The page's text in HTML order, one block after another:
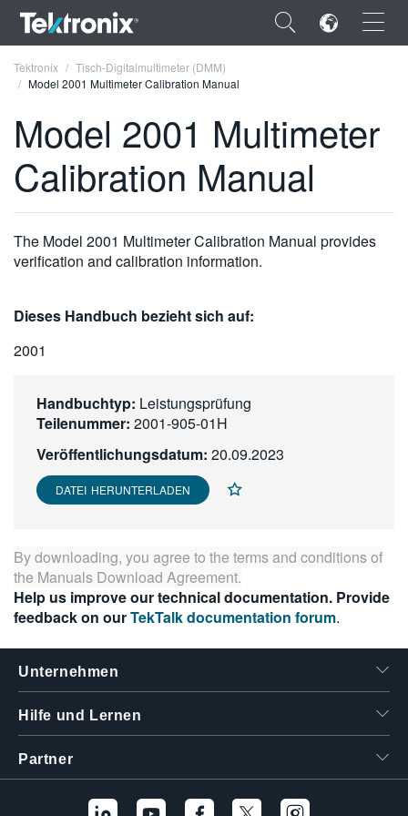
×
ENGLISH
FRANÇAIS
DEUTSCH
简体中文
繁體中文
Tektronix
Tisch-Digitalmultimeter (DMM)
Model 2001 Multimeter Calibration Manual
Model 2001 Multimeter
Calibration Manual
The Model 2001 Multimeter Calibration Manual provides
verification and calibration information.
Dieses Handbuch bezieht sich auf:
2001
Handbuchtyp: Leistungsprüfung
Teilenummer: 2001-905-01H
Veröffentlichungsdatum: 20.09.2023
DATEI HERUNTERLADEN
By downloading, you agree to the terms and conditions of
the Manuals Download Agreement.
Help us improve our technical documentation. Provide
feedback on ourTekTalk documentation forum.
Unternehmen
Hilfe und Lernen
Partner